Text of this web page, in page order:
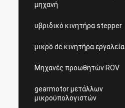
μηχανή
υβριδικό κινητήρα stepper
μικρό dc κινητήρα εργαλεία
Μηχανές προωθητών ROV
gearmotor μετάλλων
μικροϋπολογιστών